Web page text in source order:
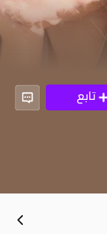
تابع